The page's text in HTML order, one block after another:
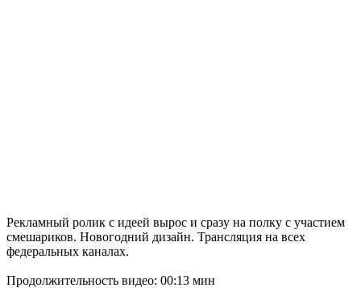
Рекламный ролик с идеей вырос и сразу на полку с участием
смешариков. Новогодний дизайн. Трансляция на всех
федеральных каналах.
Продолжительность видео: 00:13 мин